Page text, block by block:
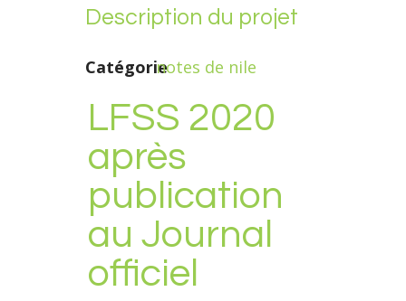
Description du projet
Catégorienotes de nile
LFSS 2020
après
publication
au Journal
officiel